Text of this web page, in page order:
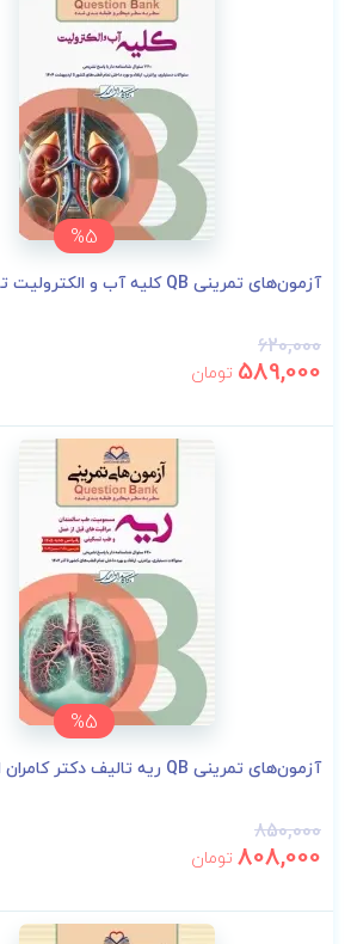
%5
آزمون‌های تمرینی QB کلیه آب و الکترولیت تالیف دکتر...
620,000
589,000 تومان
%5
آزمون‌های تمرینی QB ریه تالیف دکتر کامران احمدی
850,000
808,000 تومان